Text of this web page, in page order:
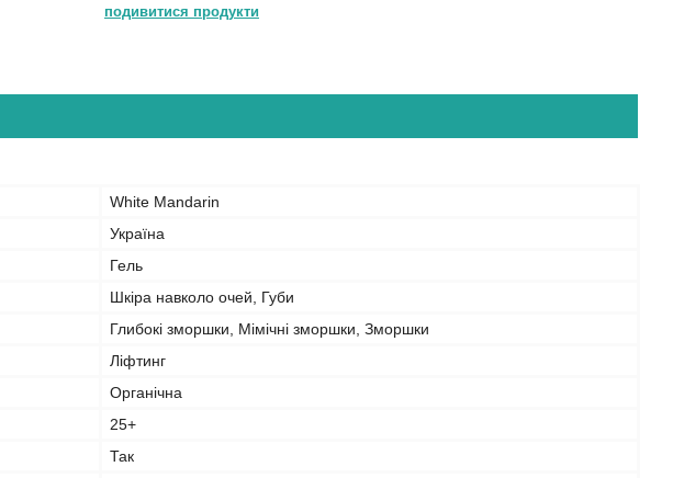
подивитися продукти
White Mandarin
Україна
Гель
Шкіра навколо очей, Губи
Глибокі зморшки, Мімічні зморшки, Зморшки
Ліфтинг
Органічна
25+
Так